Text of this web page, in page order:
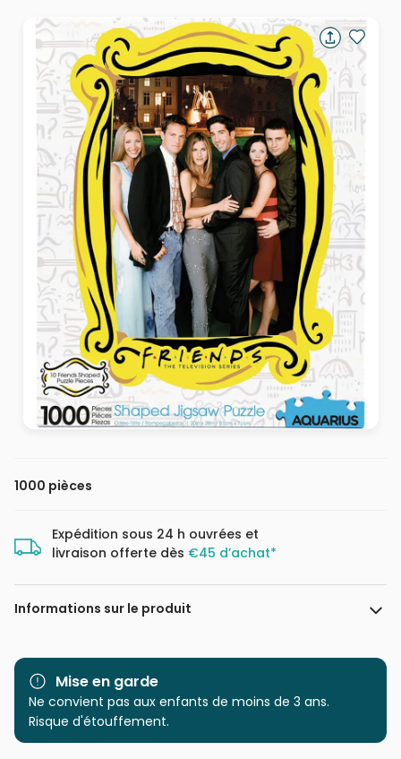
1000 pièces
Expédition sous 24 h ouvrées et
livraison offerte dès €45 d’achat*
Informations sur le produit
Marque
Aquarius, des puzzles Made
Catégorie
Mise en garde
Ne convient pas aux enfants de moins de 3 ans.
Risque d'étouffement.